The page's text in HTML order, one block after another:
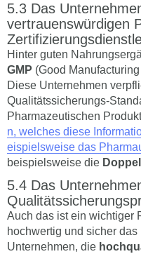
Das
vertrauenswürdigen
Hinter guten
GMP (Good
Diese Unternehmen
Qualitätssicherungs-
Pharmazeutischen
n, welches diese
eispielsweise das
beispielsweise die
Das
Auch das ist ein wichtiger
hochwertig und sicher
Unternehmen, die